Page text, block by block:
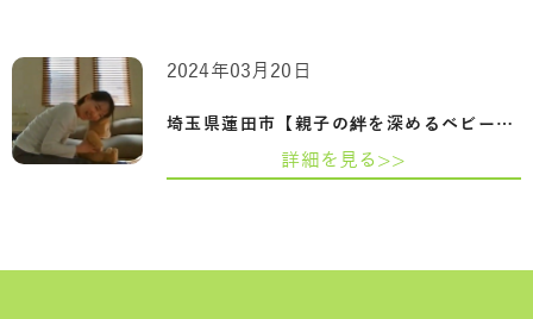
埼玉県蓮田市【親子の絆を深めるベビーヨ…
2024年03月20日
詳細を見る>>